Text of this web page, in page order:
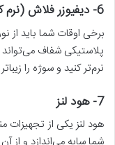
6- دیفیوزر فلاش
برخی اوقات شما باید از
پلاستیکی شفاف
نرم‌تر کنید و سوژه را
7- هود لنز
هود لنز یکی از